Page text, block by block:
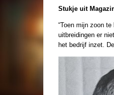
Stukje uit
“Toen mijn zoon
uitbreidingen er
het bedrijf inzet.